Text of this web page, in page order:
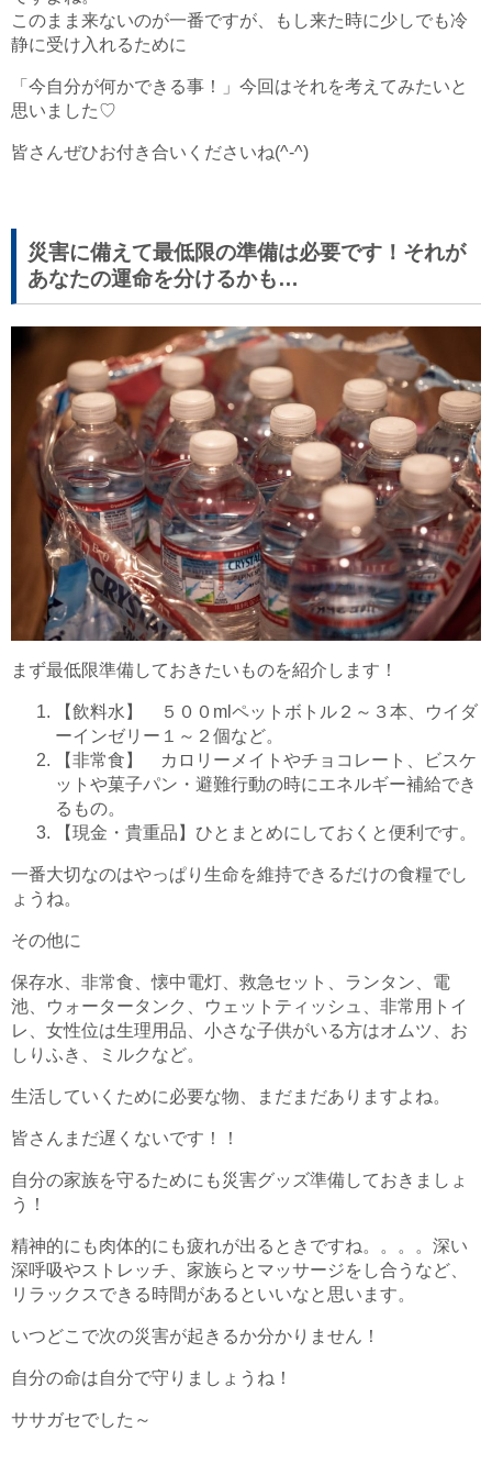
このまま来ないのが一番ですが、もし来た時に少しでも冷
静に受け入れるために
「今自分が何かできる事！」今回はそれを考えてみたいと
思いました♡
皆さんぜひお付き合いくださいね(^-^)
災害に備えて最低限の準備は必要です！それが
あなたの運命を分けるかも…
まず最低限準備しておきたいものを紹介します！
【飲料水】 ５００mlペットボトル２～３本、ウイダ
ーインゼリー１～２個など。
【非常食】 カロリーメイトやチョコレート、ビスケ
ットや菓子パン・避難行動の時にエネルギー補給でき
るもの。
【現金・貴重品】ひとまとめにしておくと便利です。
一番大切なのはやっぱり生命を維持できるだけの食糧でし
ょうね。
その他に
保存水、非常食、懐中電灯、救急セット、ランタン、電
池、ウォータータンク、ウェットティッシュ、非常用トイ
レ、女性位は生理用品、小さな子供がいる方はオムツ、お
しりふき、ミルクなど。
生活していくために必要な物、まだまだありますよね。
皆さんまだ遅くないです！！
自分の家族を守るためにも災害グッズ準備しておきましょ
う！
精神的にも肉体的にも疲れが出るときですね。。。。深い
深呼吸やストレッチ、家族らとマッサージをし合うなど、
リラックスできる時間があるといいなと思います。
いつどこで次の災害が起きるか分かりません！
自分の命は自分で守りましょうね！
ササガセでした～